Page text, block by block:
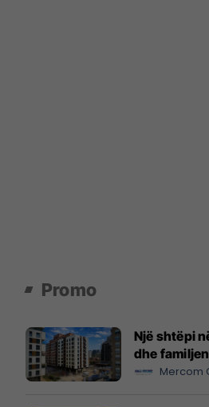
Promo
Një shtëpi
dhe
Mercom